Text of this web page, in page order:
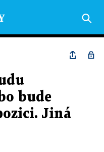
bude
Jiná